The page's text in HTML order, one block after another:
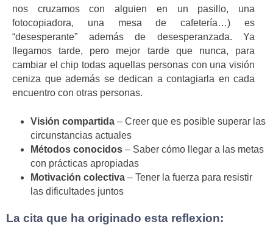
nos cruzamos con alguien en un pasillo, una
fotocopiadora, una mesa de cafetería…) es
“desesperante” además de desesperanzada. Ya
llegamos tarde, pero mejor tarde que nunca, para
cambiar el chip todas aquellas personas con una visión
ceniza que además se dedican a contagiarla en cada
encuentro con otras personas.
Visión compartida – Creer que es posible superar las
circunstancias actuales
Métodos conocidos – Saber cómo llegar a las metas
con prácticas apropiadas
Motivación colectiva – Tener la fuerza para resistir
las dificultades juntos
La cita que ha originado esta reflexion: